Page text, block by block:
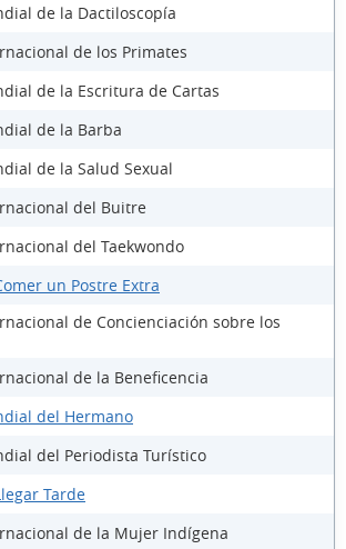
de la Dactiloscopía
de los Primates
de la Escritura de Cartas
de la Barba
de la Salud Sexual
del Buitre
del Taekwondo
un Postre Extra
de Concienciación sobre los
de la Beneficencia
del Hermano
del Periodista Turístico
Tarde
de la Mujer Indígena